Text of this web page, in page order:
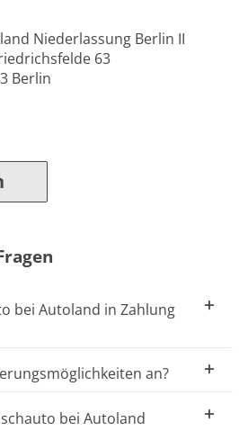
Niederlassung Berlin II
63
Berlin
bei Autoland in Zahlung
an?
bei Autoland